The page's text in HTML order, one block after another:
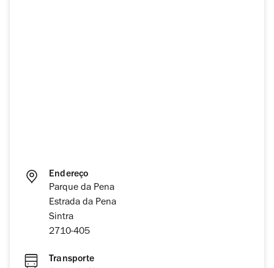
Endereço
Parque da Pena
Estrada da Pena
Sintra
2710-405
Transporte